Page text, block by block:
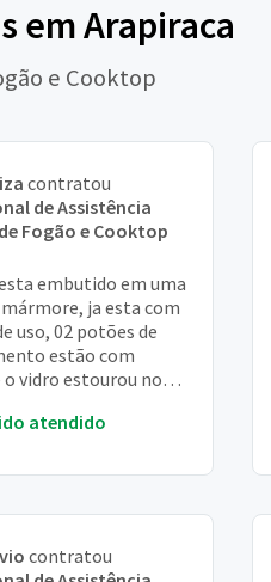
em Arapiraca
e Cooktop
contratou
de Assistência
Fogão e Cooktop
embutido em uma
ja esta com
uso, 02 potões de
estão com
vidro estourou no
atendido
contratou